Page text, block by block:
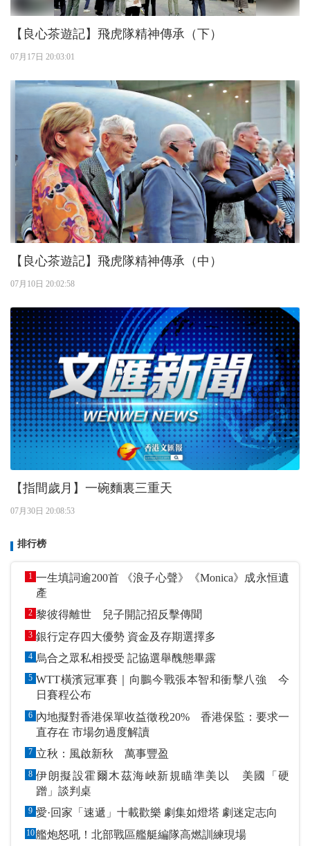
【良心茶遊記】飛虎隊精神傳承（下）
07月17日 20:03:01
【良心茶遊記】飛虎隊精神傳承（中）
07月10日 20:02:58
【指間歲月】一碗麵裏三重天
07月30日 20:08:53
排行榜
1 一生填詞逾200首 《浪子心聲》《Monica》成永恒遺
產
2 黎彼得離世 兒子開記招反擊傳聞
3 銀行定存四大優勢 資金及存期選擇多
4 烏合之眾私相授受 記協選舉醜態畢露
5 WTT橫濱冠軍賽｜向鵬今戰張本智和衝擊八強 今
日賽程公布
6 內地擬對香港保單收益徵稅20% 香港保監：要求一
直存在 市場勿過度解讀
7 立秋：風啟新秋 萬事豐盈
8 伊朗擬設霍爾木茲海峽新規瞄準美以 美國「硬
蹭」談判桌
9 愛·回家「速遞」十載歡樂 劇集如燈塔 劇迷定志向
10艦炮怒吼！北部戰區艦艇編隊高燃訓練現場